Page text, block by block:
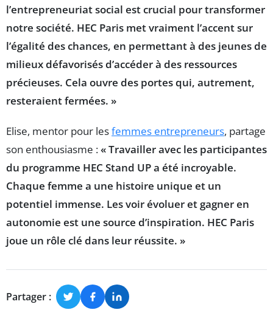
l’entrepreneuriat social est crucial pour transformer
notre société. HEC Paris met vraiment l’accent sur
l’égalité des chances, en permettant à des jeunes de
milieux défavorisés d’accéder à des ressources
précieuses. Cela ouvre des portes qui, autrement,
resteraient fermées. »
Elise, mentor pour lesfemmes entrepreneurs, partage
son enthousiasme :« Travailler avec les participantes
du programme HEC Stand UP a été incroyable.
Chaque femme a une histoire unique et un
potentiel immense. Les voir évoluer et gagner en
autonomie est une source d’inspiration. HEC Paris
joue un rôle clé dans leur réussite. »
Partager :